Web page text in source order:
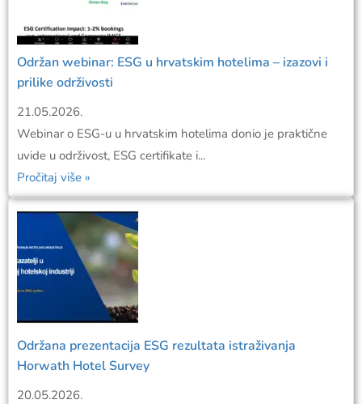
Održan webinar: ESG u hrvatskim hotelima – izazovi i
prilike održivosti
21.05.2026.
Webinar o ESG-u u hrvatskim hotelima donio je praktične
uvide u održivost, ESG certifikate i...
Pročitaj više »
Održana prezentacija ESG rezultata istraživanja
Horwath Hotel Survey
20.05.2026.